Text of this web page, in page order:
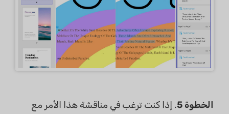
الخطوة 5
. إذا كنت ترغب في مناقشة هذا الأمر مع